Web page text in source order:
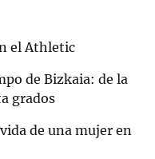
el Athletic
de Bizkaia: de la
grados
de una mujer en